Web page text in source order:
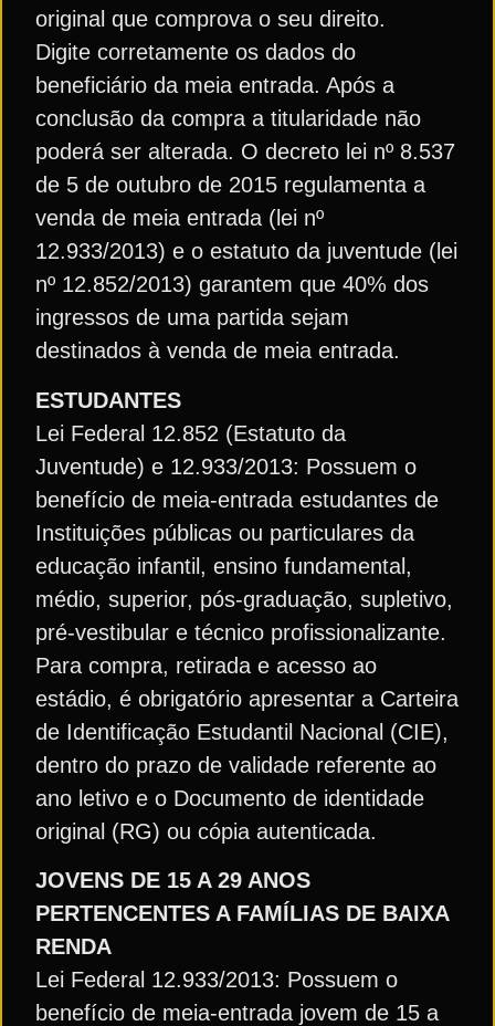
original que comprova o seu direito.
Digite corretamente os dados do
beneficiário da meia entrada. Após a
conclusão da compra a titularidade não
poderá ser alterada. O decreto lei nº 8.537
de 5 de outubro de 2015 regulamenta a
venda de meia entrada (lei nº
12.933/2013) e o estatuto da juventude (lei
nº 12.852/2013) garantem que 40% dos
ingressos de uma partida sejam
destinados à venda de meia entrada.
ESTUDANTES
Lei Federal 12.852 (Estatuto da
Juventude) e 12.933/2013: Possuem o
benefício de meia-entrada estudantes de
Instituições públicas ou particulares da
educação infantil, ensino fundamental,
médio, superior, pós-graduação, supletivo,
pré-vestibular e técnico profissionalizante.
Para compra, retirada e acesso ao
estádio, é obrigatório apresentar a Carteira
de Identificação Estudantil Nacional (CIE),
dentro do prazo de validade referente ao
ano letivo e o Documento de identidade
original (RG) ou cópia autenticada.
JOVENS DE 15 A 29 ANOS
PERTENCENTES A FAMÍLIAS DE BAIXA
RENDA
Lei Federal 12.933/2013: Possuem o
benefício de meia-entrada jovem de 15 a